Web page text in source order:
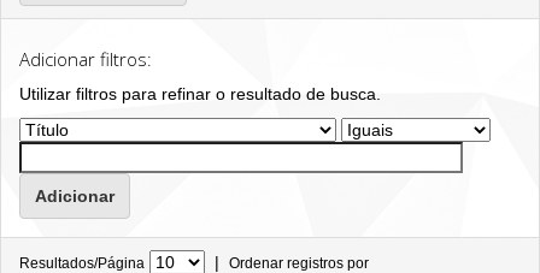
Adicionar filtros:
Utilizar filtros para refinar o resultado de busca.
Resultados/Página | Ordenar registros por